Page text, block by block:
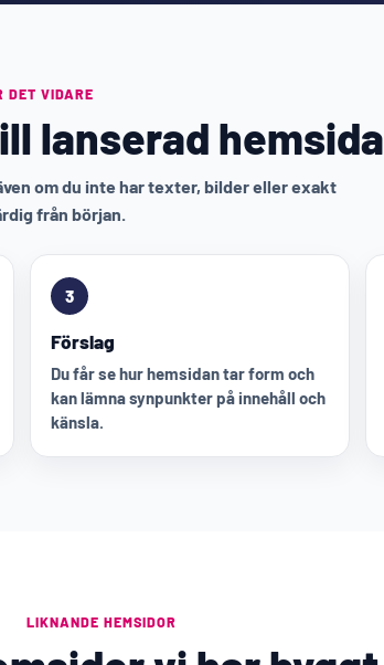
DET VIDARE
lanserad hemsida
om du inte har texter, bilder eller exakt
från början.
3
Förslag
Du får se hur hemsidan tar form och
kan lämna synpunkter på innehåll och
känsla.
LIKNANDE HEMSIDOR